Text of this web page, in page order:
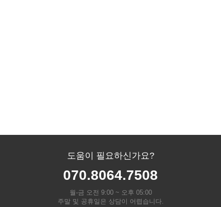
도움이 필요하신가요?
070.8064.7508
월-금 오전 9:00 ~ 오후 05:00
주말 및 공휴일은 상담이 어렵습니다.